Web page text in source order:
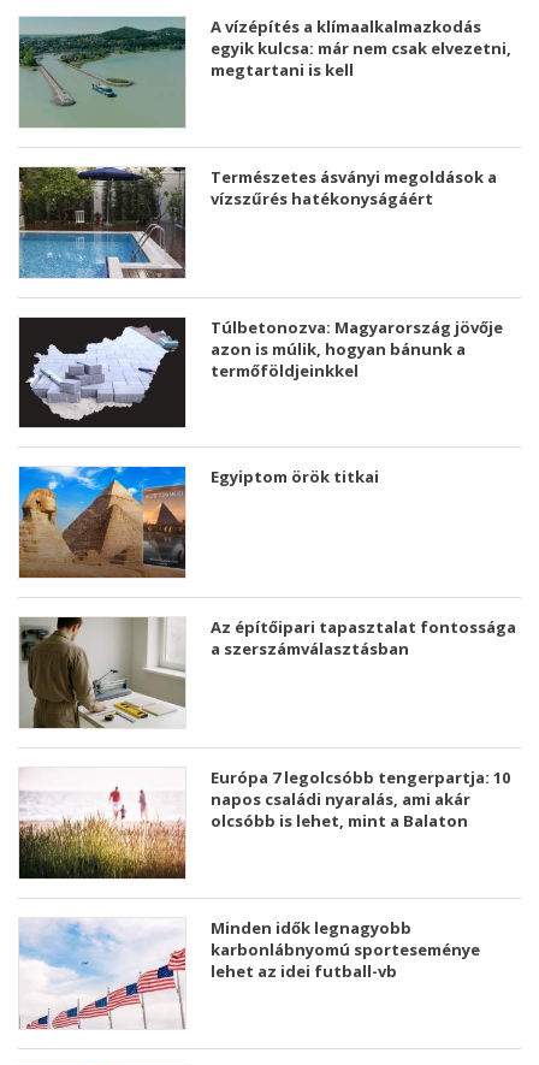
A vízépítés a klímaalkalmazkodás
egyik kulcsa: már nem csak elvezetni,
megtartani is kell
Természetes ásványi megoldások a
vízszűrés hatékonyságáért
Túlbetonozva: Magyarország jövője
azon is múlik, hogyan bánunk a
termőföldjeinkkel
Egyiptom örök titkai
Az építőipari tapasztalat fontossága
a szerszámválasztásban
Európa 7 legolcsóbb tengerpartja: 10
napos családi nyaralás, ami akár
olcsóbb is lehet, mint a Balaton
Minden idők legnagyobb
karbonlábnyomú sporteseménye
lehet az idei futball-vb